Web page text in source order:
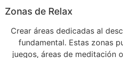
Zonas de Relax
Crear áreas dedicadas al
fundamental. Estas zonas
juegos, áreas de meditación